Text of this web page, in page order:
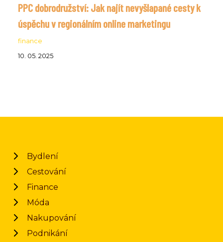
PPC dobrodružství: Jak najít nevyšlapané cesty k
úspěchu v regionálním online marketingu
finance
10. 05. 2025
Bydlení
Cestování
Finance
Móda
Nakupování
Podnikání